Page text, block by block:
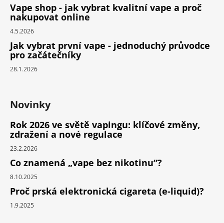
Vape shop - jak vybrat kvalitní vape a proč
nakupovat online
4.5.2026
Jak vybrat první vape - jednoduchý průvodce
pro začátečníky
28.1.2026
Novinky
Rok 2026 ve světě vapingu: klíčové změny,
zdražení a nové regulace
23.2.2026
Co znamená „vape bez nikotinu“?
8.10.2025
Proč prská elektronická cigareta (e-liquid)?
1.9.2025